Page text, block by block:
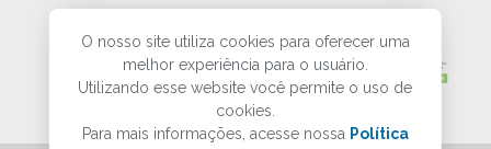
O nosso site utiliza cookies para oferecer uma
melhor experiência para o usuário.
Utilizando esse website você permite o uso de
cookies.
Para mais informações, acesse nossa Política